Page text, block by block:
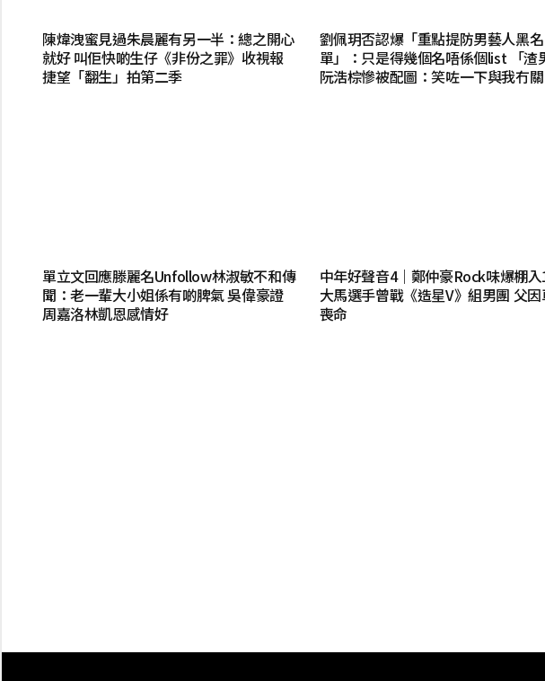
陳煒洩蜜見過朱晨麗有另一半：總之開心
就好 叫佢快啲生仔《非份之罪》收視報
捷望「翻生」拍第二季
劉佩玥否認爆「重點提防男藝人黑名
單」：只是得幾個名唔係個list 「渣
阮浩棕慘被配圖：笑咗一下與我冇關
單立文回應滕麗名Unfollow林淑敏不和傳
聞：老一輩大小姐係有啲脾氣 吳偉豪證
周嘉洛林凱恩感情好
中年好聲音4｜鄭仲豪Rock味爆棚
大馬選手曾戰《造星V》組男團 父
喪命